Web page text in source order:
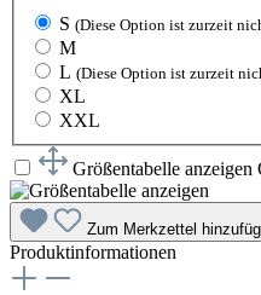
S (Diese Option ist zurzeit
M
L (Diese Option ist zurzeit
XL
XXL
Größentabelle anzeigen
Zum Merkzettel
Produktinformationen